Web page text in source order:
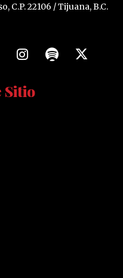
C.P. 22106 / Tijuana, B.C.
Sitio